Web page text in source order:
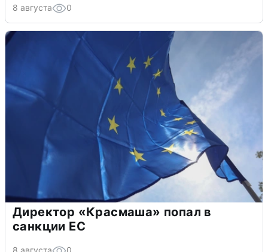
8 августа 0
Директор «Красмаша» попал в
санкции ЕС
8 августа 0